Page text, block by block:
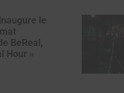
le
BeReal,
Hour »